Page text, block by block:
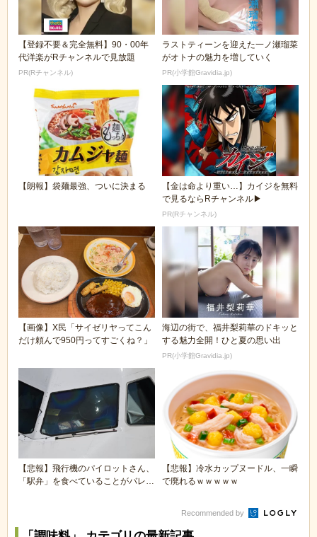
【登録不要＆完全無料】90・00年
代洋楽がRチャンネルで見放題
PR(Rチャンネル)
ラストティーンを迎えた一ノ瀬瑠菜
がオトナの魅力を増していく
PR(小学館Gravidia.jp)
【朗報】袋麺最強、ついに決まる
【金は命より重い…】カイジを無料
で見るならRチャンネル▶︎
PR(Rチャンネル)
【画像】X民「サイゼリヤってこん
だけ頼んで950円ってすごくね？」
海辺の街で、福井梨莉華のドキッと
する魅力全開！ひと夏の思い出
PR(小学館Gravidia.jp)
【悲報】飛行機のパイロットさん、
「駅弁」を食べていることがバレ
【悲報】冷水カップヌードル、一瞬
で廃れるｗｗｗｗｗ
Recommended by